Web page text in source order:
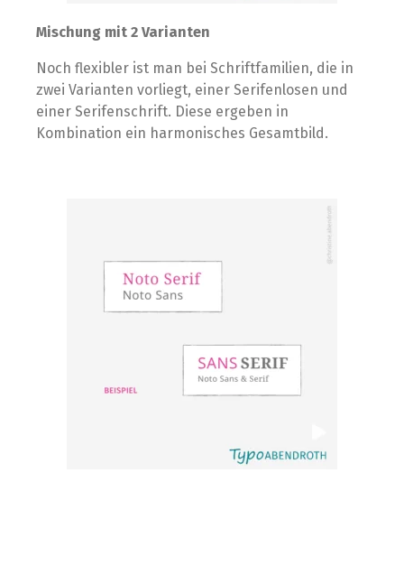
Mischung mit 2 Varianten
Noch flexibler ist man bei Schriftfamilien, die in
zwei Varianten vorliegt, einer Serifenlosen und
einer Serifenschrift. Diese ergeben in
Kombination ein harmonisches Gesamtbild.